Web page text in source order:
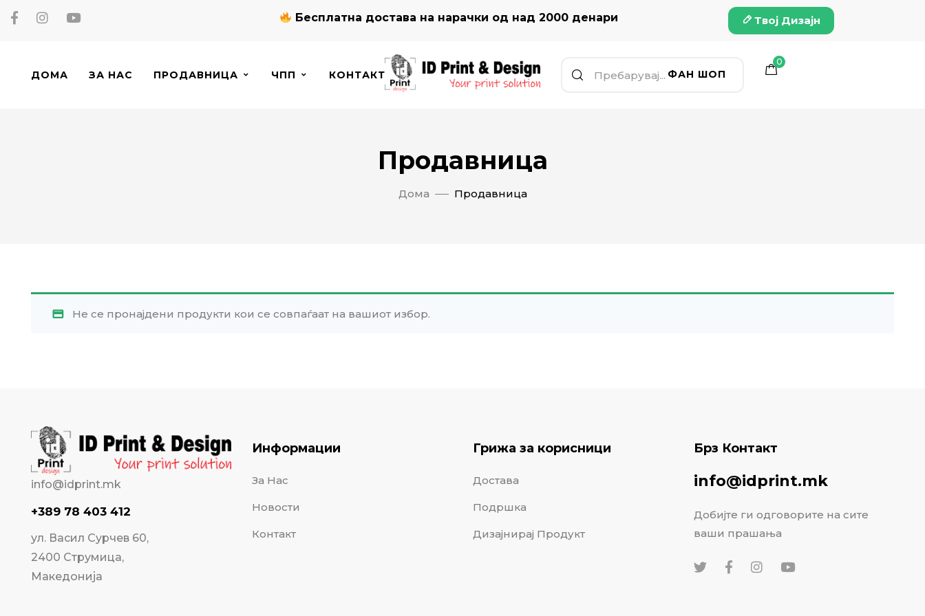
Бесплатна достава на нарачки од над 2000 денари Твој Дизајн
ДОМА ЗА НАС ПРОДАВНИЦА ЧПП КОНТАКТ ФАН ШОП
0
Продавница
Дома Продавница
Не се пронајдени продукти кои се совпаѓаат на вашиот избор.
info@idprint.mk
+389 78 403 412
ул. Васил Сурчев 60,
2400 Струмица,
Македонија
Информации
За Нас
Новости
Контакт
Грижа за корисници
Достава
Подршка
Дизајнирај Продукт
Брз Контакт
info@idprint.mk
Добијте ги одговорите на сите
ваши прашања